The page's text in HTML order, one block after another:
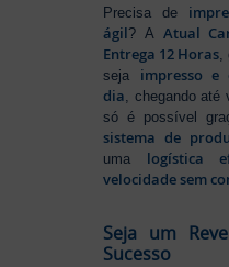
Precisa de
ágil? A Atual
Entrega 12 Horas
seja impresso e
dia , chegando
só é possível
sistema de
uma logística
velocidade sem
Seja um
Sucesso